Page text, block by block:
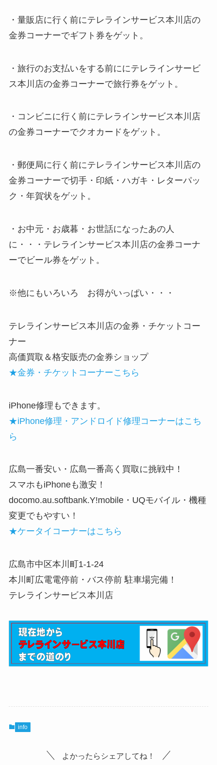
・量販店に行く前にテレラインサービス本川店の
金券コーナーでギフト券をゲット。
・旅行のお支払いをする前ににテレラインサービ
ス本川店の金券コーナーで旅行券をゲット。
・コンビニに行く前にテレラインサービス本川店
の金券コーナーでクオカードをゲット。
・郵便局に行く前にテレラインサービス本川店の
金券コーナーで切手・印紙・ハガキ・レターパッ
ク・年賀状をゲット。
・お中元・お歳暮・お世話になったあの人
に・・・テレラインサービス本川店の金券コーナ
ーでビール券をゲット。
※他にもいろいろ お得がいっぱい・・・
テレラインサービス本川店の金券・チケットコー
ナー
高価買取＆格安販売の金券ショップ
★金券・チケットコーナーこちら
iPhone修理もできます。
★iPhone修理・アンドロイド修理コーナーはこち
ら
広島一番安い・広島一番高く買取に挑戦中！
スマホもiPhoneも激安！
docomo.au.softbank.Y!mobile・UQモバイル・機種
変更でもやすい！
★ケータイコーナーはこちら
広島市中区本川町1-1-24
本川町広電電停前・バス停前 駐車場完備！
テレラインサービス本川店
info
よかったらシェアしてね！